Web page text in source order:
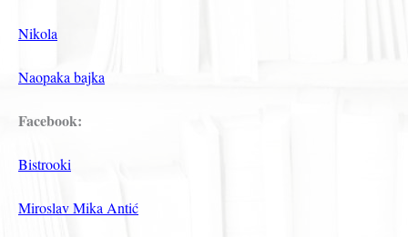
Nikola
Naopaka bajka
Facebook:
Bistrooki
Miroslav Mika Antić